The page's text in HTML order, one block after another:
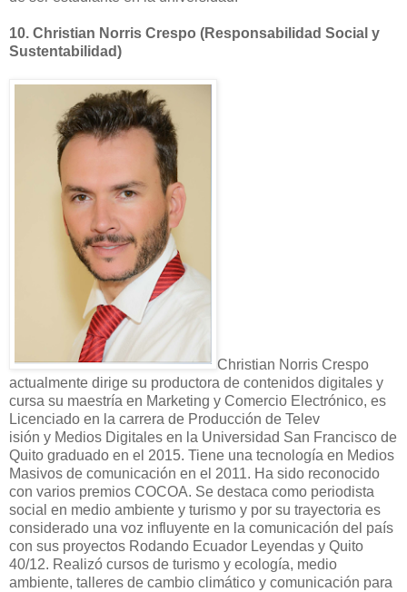
10. Christian Norris Crespo (Responsabilidad Social y
Sustentabilidad)
Christian Norris Crespo
actualmente dirige su productora de contenidos digitales y
cursa su maestría en Marketing y Comercio Electrónico, es
Licenciado en la carrera de Producción de Telev
isión y Medios Digitales en la Universidad San Francisco de
Quito graduado en el 2015. Tiene una tecnología en Medios
Masivos de comunicación en el 2011. Ha sido reconocido
con varios premios COCOA. Se destaca como periodista
social en medio ambiente y turismo y por su trayectoria es
considerado una voz influyente en la comunicación del país
con sus proyectos Rodando Ecuador Leyendas y Quito
40/12. Realizó cursos de turismo y ecología, medio
ambiente, talleres de cambio climático y comunicación para